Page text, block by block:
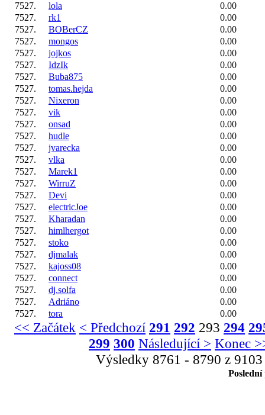
7527.
lola
0.00
7527.
rk1
0.00
7527.
BOBerCZ
0.00
7527.
mongos
0.00
7527.
jojkos
0.00
7527.
IdzIk
0.00
7527.
Buba875
0.00
7527.
tomas.hejda
0.00
7527.
Nixeron
0.00
7527.
vik
0.00
7527.
onsad
0.00
7527.
hudle
0.00
7527.
jvarecka
0.00
7527.
vlka
0.00
7527.
Marek1
0.00
7527.
WirruZ
0.00
7527.
Devi
0.00
7527.
electricJoe
0.00
7527.
Kharadan
0.00
7527.
himlhergot
0.00
7527.
stoko
0.00
7527.
djmalak
0.00
7527.
kajoss08
0.00
7527.
connect
0.00
7527.
dj.solfa
0.00
7527.
Adriáno
0.00
7527.
tora 0.00
<< Začátek < Předchozí 291 292 293 294
299 300 Následující > Konec
Výsledky 8761 - 8790 z 9103